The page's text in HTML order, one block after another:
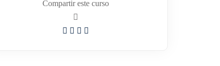
Compartir este curso